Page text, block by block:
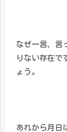
なぜ一言、言
りない存在で
ょう。
あれから月日